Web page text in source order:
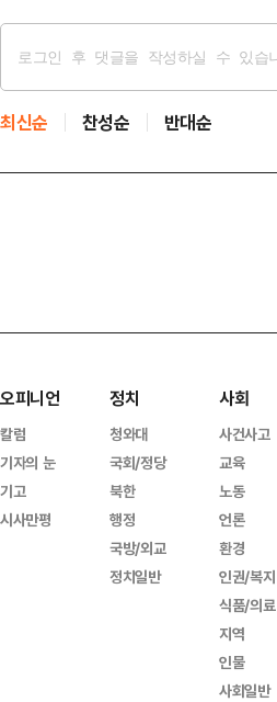
최신순 찬성순 반대순
오피니언
칼럼
기자의 눈
기고
시사만평
정치
청와대
국회/정당
북한
행정
국방/외교
정치일반
사회
사건사고
교육
노동
언론
환경
인권/복지
식품/의료
지역
인물
사회일반